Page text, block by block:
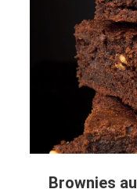
Brownies